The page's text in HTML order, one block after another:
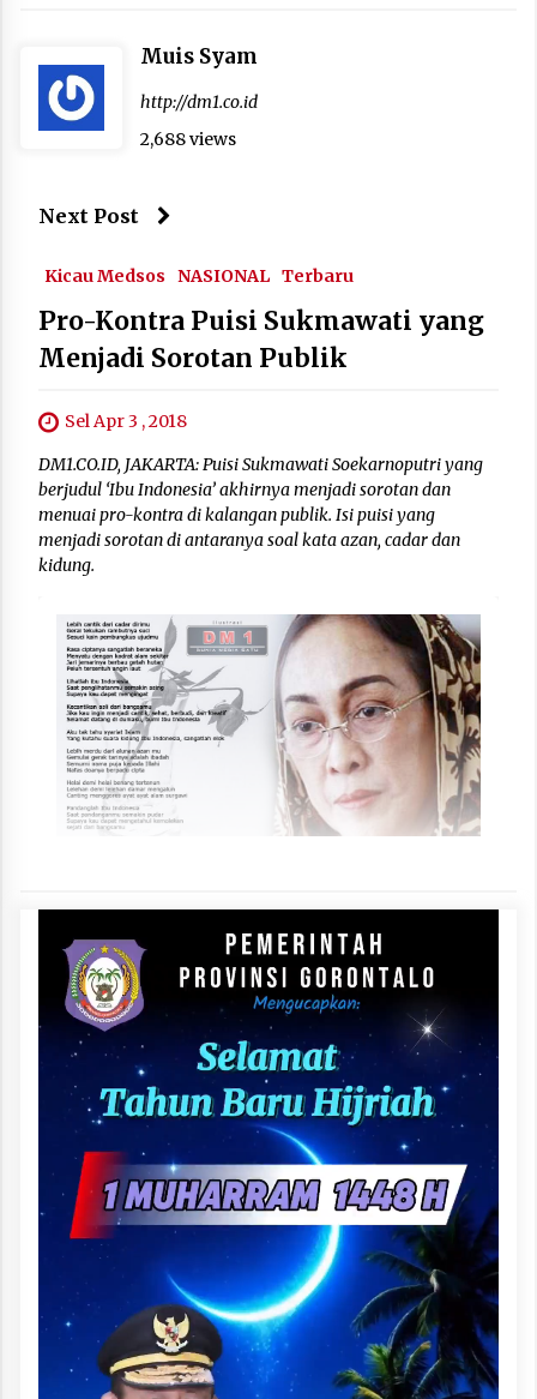
Muis Syam
http://dm1.co.id
2,688 views
Next Post
Kicau Medsos NASIONAL Terbaru
Pro-Kontra Puisi Sukmawati yang
Menjadi Sorotan Publik
Sel Apr 3 , 2018
DM1.CO.ID, JAKARTA: Puisi Sukmawati Soekarnoputri yang
berjudul ‘Ibu Indonesia’ akhirnya menjadi sorotan dan
menuai pro-kontra di kalangan publik. Isi puisi yang
menjadi sorotan di antaranya soal kata azan, cadar dan
kidung.